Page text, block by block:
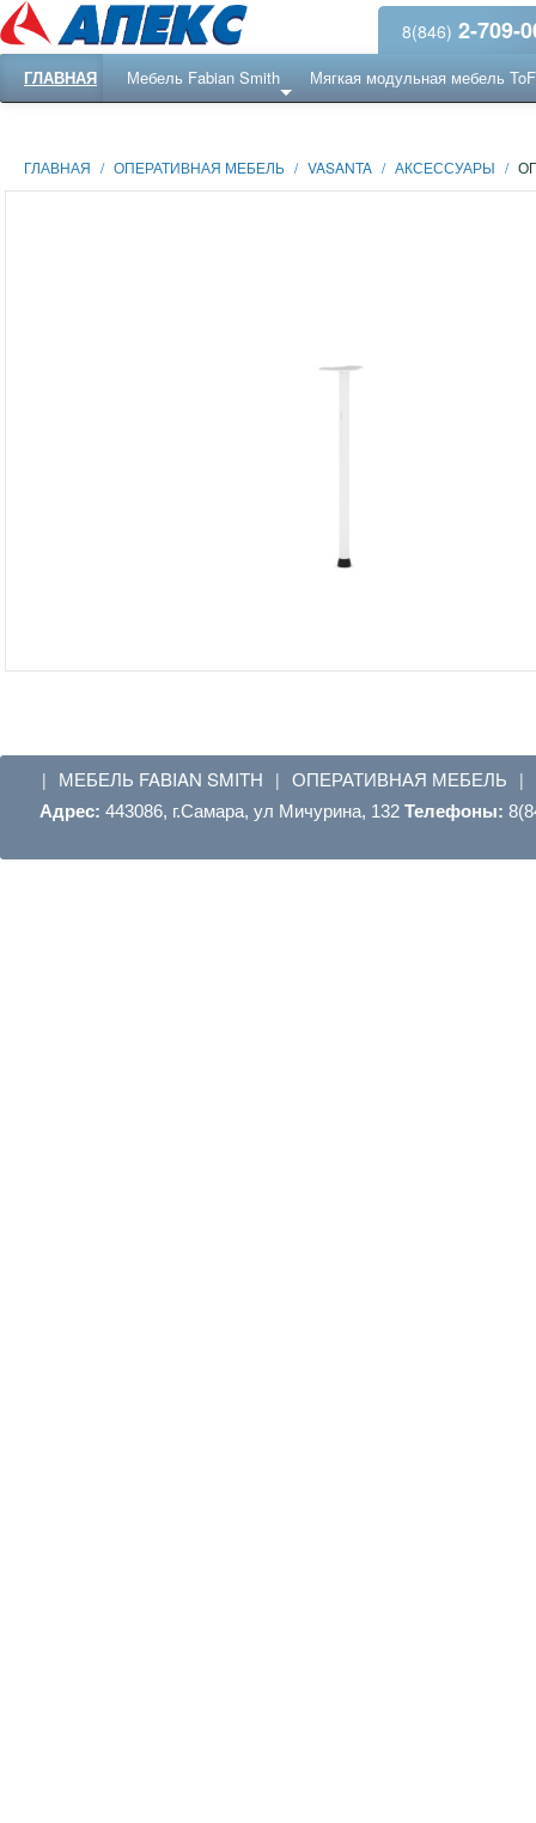
8(846) 2-709-
ГЛАВНАЯ Мебель Fabian Smith Мягкая модульная мебель
ГЛАВНАЯ / ОПЕРАТИВНАЯ МЕБЕЛЬ / VASANTA / АКСЕССУАРЫ /
| МЕБЕЛЬ FABIAN SMITH | ОПЕРАТИВНАЯ МЕБЕЛЬ |
Адрес: 443086, г.Самара, ул Мичурина, 132 Телефоны: